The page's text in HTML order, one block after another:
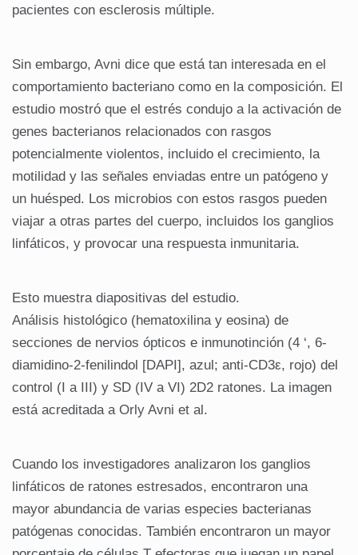
pacientes con esclerosis múltiple.
Sin embargo, Avni dice que está tan interesada en el
comportamiento bacteriano como en la composición. El
estudio mostró que el estrés condujo a la activación de
genes bacterianos relacionados con rasgos
potencialmente violentos, incluido el crecimiento, la
motilidad y las señales enviadas entre un patógeno y
un huésped. Los microbios con estos rasgos pueden
viajar a otras partes del cuerpo, incluidos los ganglios
linfáticos, y provocar una respuesta inmunitaria.
Esto muestra diapositivas del estudio.
Análisis histológico (hematoxilina y eosina) de
secciones de nervios ópticos e inmunotinción (4 ‘, 6-
diamidino-2-fenilindol [DAPI], azul; anti-CD3ε, rojo) del
control (I a III) y SD (IV a VI) 2D2 ratones. La imagen
está acreditada a Orly Avni et al.
Cuando los investigadores analizaron los ganglios
linfáticos de ratones estresados, encontraron una
mayor abundancia de varias especies bacterianas
patógenas conocidas. También encontraron un mayor